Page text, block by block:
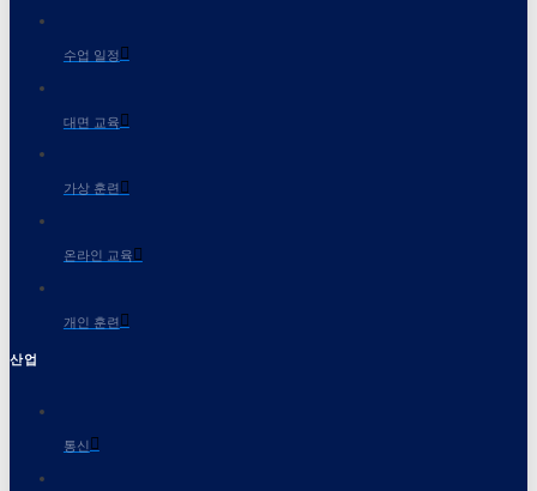
수업 일정
대면 교육
가상 훈련
온라인 교육
개인 훈련
산업
통신